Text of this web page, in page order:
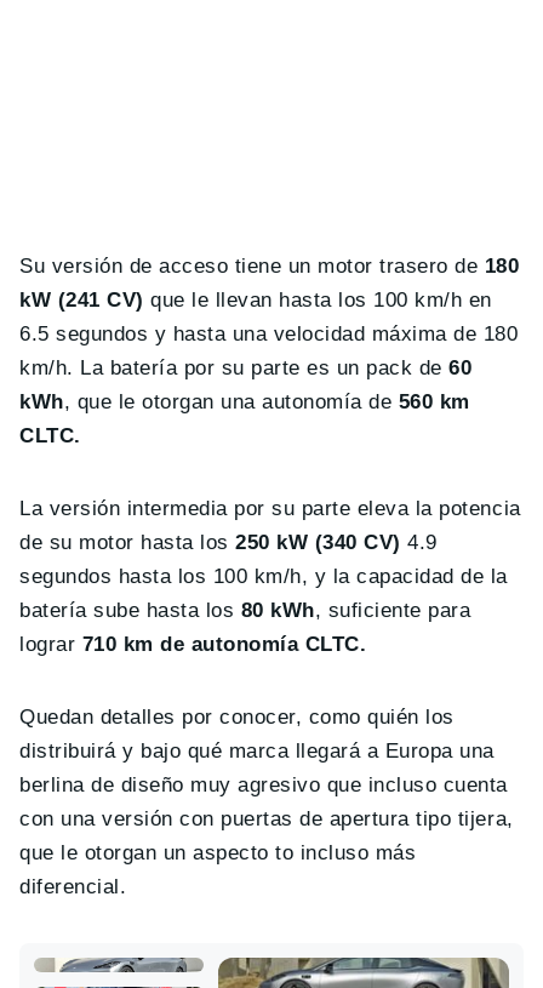
Su versión de acceso tiene un motor trasero de 180
kW (241 CV) que le llevan hasta los 100 km/h en
6.5 segundos y hasta una velocidad máxima de 180
km/h. La batería por su parte es un pack de 60
kWh, que le otorgan una autonomía de 560 km
CLTC.
La versión intermedia por su parte eleva la potencia
de su motor hasta los 250 kW (340 CV) 4.9
segundos hasta los 100 km/h, y la capacidad de la
batería sube hasta los 80 kWh, suficiente para
lograr 710 km de autonomía CLTC.
Quedan detalles por conocer, como quién los
distribuirá y bajo qué marca llegará a Europa una
berlina de diseño muy agresivo que incluso cuenta
con una versión con puertas de apertura tipo tijera,
que le otorgan un aspecto to incluso más
diferencial.